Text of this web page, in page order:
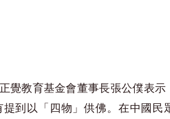
正覺教育基金會董事長張公僕表示
到以「四物」供佛。在中國民